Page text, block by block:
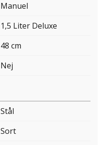
Manuel
1,5 Liter Deluxe
48 cm
Nej
Stål
Sort